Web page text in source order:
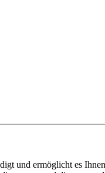
und ermöglicht es